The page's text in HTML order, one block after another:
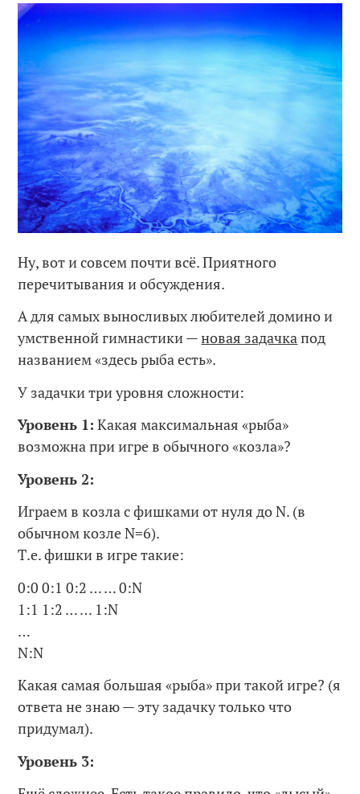
Ну, вот и совсем почти всё. Приятного
перечитывания и обсуждения.
А для самых выносливых любителей домино и
умственной гимнастики —новая задачкапод
названием «здесь рыба есть».
У задачки три уровня сложности:
Уровень 1: Какая максимальная «рыба»
возможна при игре в обычного «козла»?
Уровень 2:
Играем в козла с фишками от нуля до N. (в
обычном козле N=6).
Т.е. фишки в игре такие:
0:0 0:1 0:2 … … 0:N
1:1 1:2 … … 1:N
…
N:N
Какая самая большая «рыба» при такой игре? (я
ответа не знаю — эту задачку только что
придумал).
Уровень 3: